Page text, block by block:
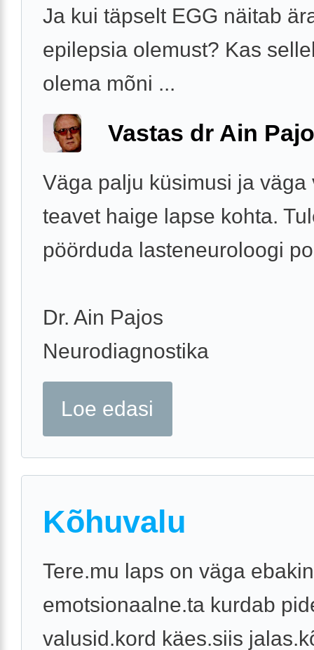
Ja kui täpselt EGG näitab
epilepsia olemust? Kas
olema mõni ...
Vastas dr Ain
Väga palju küsimusi ja väga
teavet haige lapse kohta.
pöörduda lasteneuroloogi
Dr. Ain Pajos
Neurodiagnostika
Loe edasi
Kõhuvalu
Tere.mu laps on väga
emotsionaalne.ta kurdab
valusid.kord käes.siis